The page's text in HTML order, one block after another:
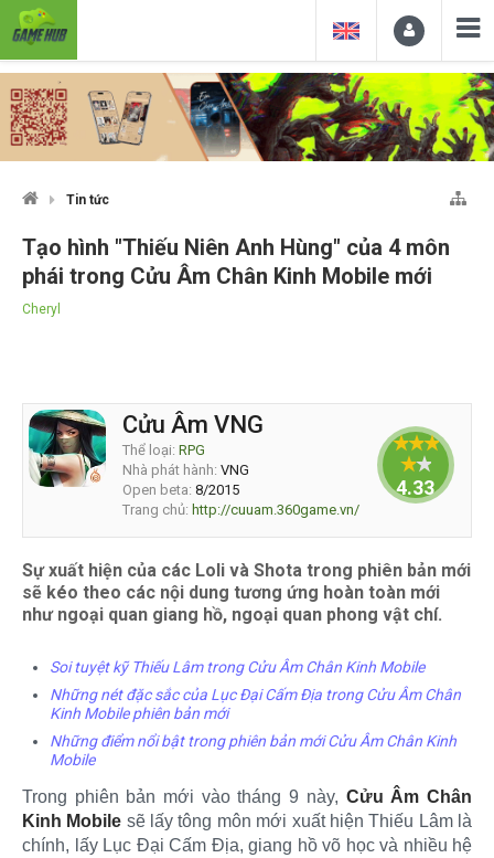
Tin tức
Tạo hình "Thiếu Niên Anh Hùng" của 4 môn
phái trong Cửu Âm Chân Kinh Mobile mới
Cheryl
Cửu Âm VNG
Thể loại: RPG
Nhà phát hành: VNG
Open beta: 8/2015
Trang chủ: http://cuuam.360game.vn/
4.33333
Sự xuất hiện của các Loli và Shota trong phiên bản mới
sẽ kéo theo các nội dung tương ứng hoàn toàn mới
như ngoại quan giang hồ, ngoại quan phong vật chí.
Soi tuyệt kỹ Thiếu Lâm trong Cửu Âm Chân Kinh Mobile
Những nét đặc sắc của Lục Đại Cấm Địa trong Cửu Âm Chân
Kinh Mobile phiên bản mới
Những điểm nổi bật trong phiên bản mới Cửu Âm Chân Kinh
Mobile
Trong phiên bản mới vào tháng 9 này, Cửu Âm Chân
Kinh Mobile sẽ lấy tông môn mới xuất hiện Thiếu Lâm là
chính, lấy Lục Đại Cấm Địa, giang hồ võ học và nhiều hệ